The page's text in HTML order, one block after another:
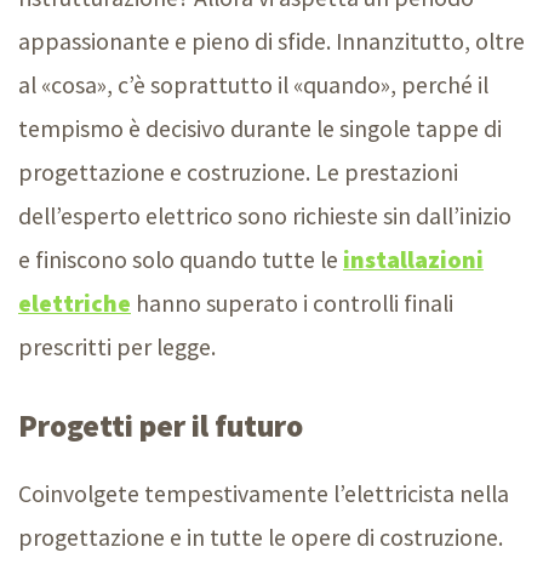
appassionante e pieno di sfide. Innanzitutto, oltre
al «cosa», c’è soprattutto il «quando», perché il
tempismo è decisivo durante le singole tappe di
progettazione e costruzione. Le prestazioni
dell’esperto elettrico sono richieste sin dall’inizio
e finiscono solo quando tutte le installazioni
elettriche hanno superato i controlli finali
prescritti per legge.
Progetti per il futuro
Coinvolgete tempestivamente l’elettricista nella
progettazione e in tutte le opere di costruzione.